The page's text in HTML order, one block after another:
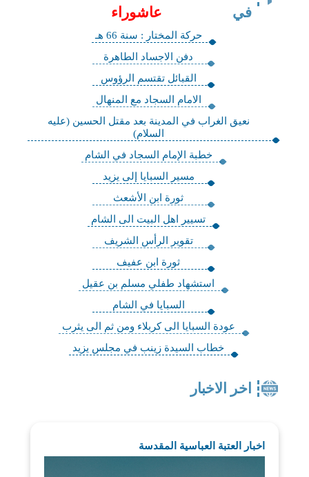
في عاشوراء
حركة المختار : سنة 66 هـ
دفن الاجساد الطاهرة
القبائل تقتسم الرؤوس
الامام السجاد مع المنهال
نعيق الغراب في المدينة بعد مقتل الحسين (عليه
السلام)
خطبة الإمام السجاد في الشام
مسير السبايا إلى يزيد
ثورة ابن الأشعث
تسيير اهل البيت الى الشام
تقوير الرأس الشريف
ثورة ابن عفيف
استشهاد طفلي مسلم بن عقيل
السبايا في الشام
عودة السبايا الى كربلاء ومن ثم الى يثرب
خطاب السيدة زينب في مجلس يزيد
اخر الاخبار
اخبار العتبة العباسية المقدسة